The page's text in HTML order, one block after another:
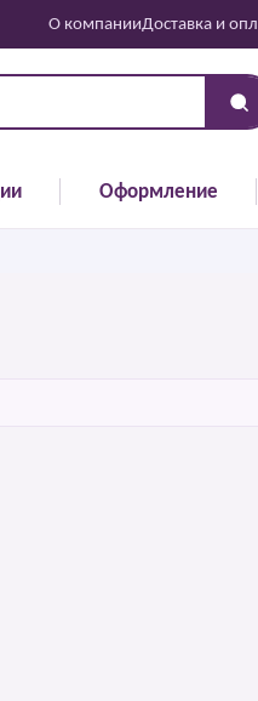
О компанииДоставка и
Оформление